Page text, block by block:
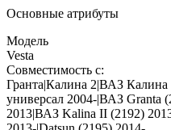
Основные атрибуты
Модель
Vesta
Совместимость с:
Гранта|Калина 2|ВАЗ
универсал 2004-|ВАЗ Granta
2013|ВАЗ Kalina II (2192)